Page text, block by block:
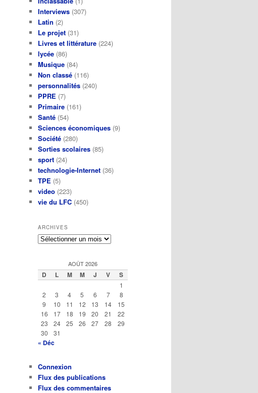
Interviews (307)
Latin (2)
Le projet (31)
Livres et littérature (224)
lycée (86)
Musique (84)
Non classé (116)
personnalités (240)
PPRE (7)
Primaire (161)
Santé (54)
Sciences économiques (9)
Société (280)
Sorties scolaires (85)
sport (24)
technologie-Internet (36)
TPE (5)
video (223)
vie du LFC (450)
ARCHIVES
Archives
AOÛT 2026
D L M M J V S
1
2
3 4 5 6 7
8
9
10 11 12 13 14
15
16
17 18 19 20 21
22
23
24 25 26 27 28
29
30
31
« Déc
Connexion
Flux des publications
Flux des commentaires